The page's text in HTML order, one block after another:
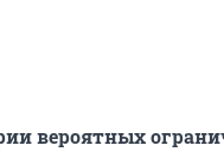
вероятных